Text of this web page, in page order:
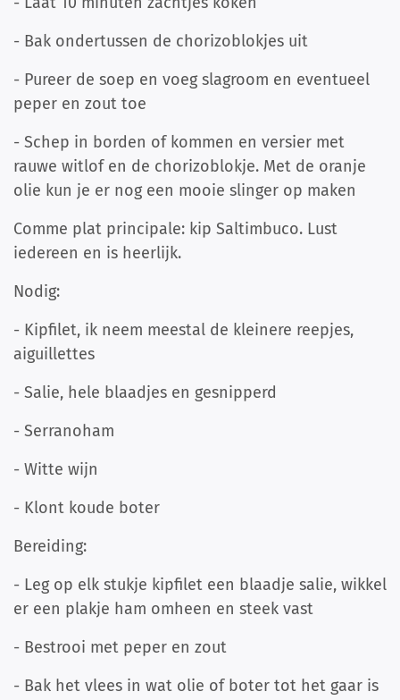
- Bak ondertussen de chorizoblokjes uit
- Pureer de soep en voeg slagroom en eventueel
peper en zout toe
- Schep in borden of kommen en versier met
rauwe witlof en de chorizoblokje. Met de oranje
olie kun je er nog een mooie slinger op maken
Comme plat principale: kip Saltimbuco. Lust
iedereen en is heerlijk.
Nodig:
- Kipfilet, ik neem meestal de kleinere reepjes,
aiguillettes
- Salie, hele blaadjes en gesnipperd
- Serranoham
- Witte wijn
- Klont koude boter
Bereiding:
- Leg op elk stukje kipfilet een blaadje salie, wikkel
er een plakje ham omheen en steek vast
- Bestrooi met peper en zout
- Bak het vlees in wat olie of boter tot het gaar is